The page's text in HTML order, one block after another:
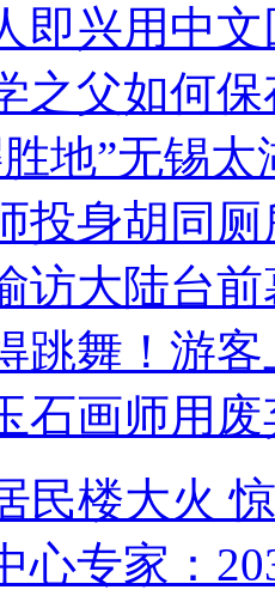
即兴用中
之父如何
地”无锡
投身胡同
访大陆台
跳舞！游客
石画师用
民楼大火
心专家：